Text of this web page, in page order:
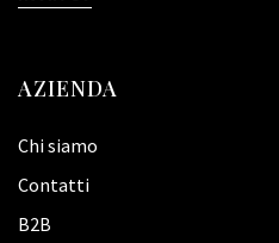
AZIENDA
Chi siamo
Contatti
B2B